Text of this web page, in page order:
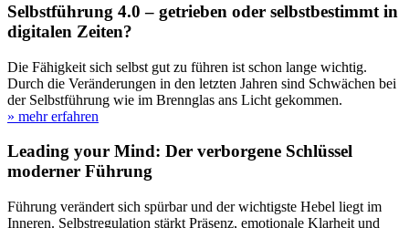
Selbstführung 4.0 – getrieben oder selbstbestimmt in
digitalen Zeiten?
Die Fähigkeit sich selbst gut zu führen ist schon lange wichtig.
Durch die Veränderungen in den letzten Jahren sind Schwächen bei
der Selbstführung wie im Brennglas ans Licht gekommen.
» mehr erfahren
Leading your Mind: Der verborgene Schlüssel
moderner Führung
Führung verändert sich spürbar und der wichtigste Hebel liegt im
Inneren. Selbstregulation stärkt Präsenz, emotionale Klarheit und